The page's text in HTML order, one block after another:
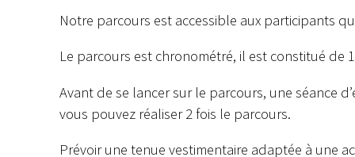
Notre parcours est accessible aux participants
Le parcours est chronométré, il est constitué de
Avant de se lancer sur le parcours, une séance
vous pouvez réaliser 2 fois le parcours.
Prévoir une tenue vestimentaire adaptée à une